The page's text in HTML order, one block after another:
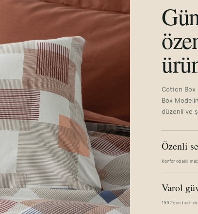
Cotton Box
Box
düzenli ve
Özenli
Konfor odaklı
Varol
1992'den beri